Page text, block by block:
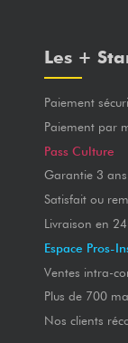
Les +
Paiement
Paiement par
Pass Culture
Garantie 3 ans
Satisfait ou
Livraison en
Espace Pros-
Ventes intra-
Plus de 700
Nos clients